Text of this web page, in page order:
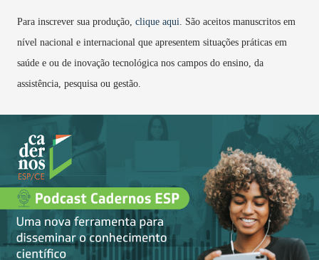
Para inscrever sua produção, clique aqui. São aceitos manuscritos em
nível nacional e internacional que apresentem situações práticas em
saúde e ou de inovação tecnológica nos campos do ensino, da
assistência, pesquisa ou gestão.